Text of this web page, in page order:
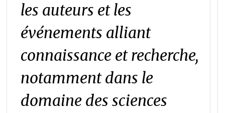
les auteurs et les
événements alliant
connaissance et recherche,
notamment dans le
domaine des sciences